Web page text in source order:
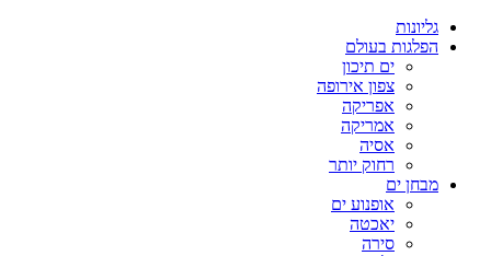
גליונות
הפלגות בעולם
ים תיכון
צפון אירופה
אפריקה
אמריקה
אסיה
רחוק יותר
מבחן ים
אופנוע ים
יאכטה
סירה